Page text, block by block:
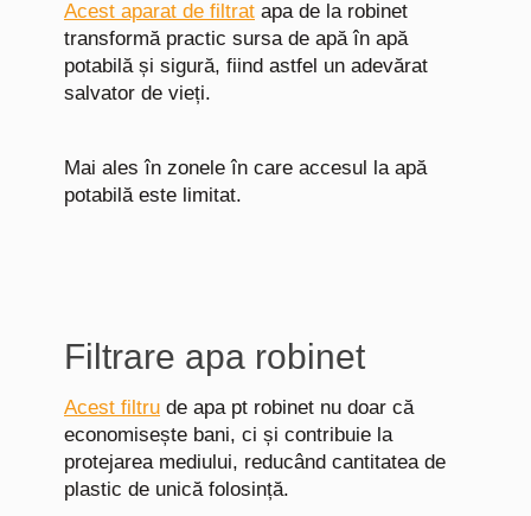
Acest aparat de filtrat apa de la robinet
transformă practic sursa de apă în apă
potabilă și sigură, fiind astfel un adevărat
salvator de vieți.
Mai ales în zonele în care accesul la apă
potabilă este limitat.
Filtrare apa robinet
Acest filtru de apa pt robinet nu doar că
economisește bani, ci și contribuie la
protejarea mediului, reducând cantitatea de
plastic de unică folosință.